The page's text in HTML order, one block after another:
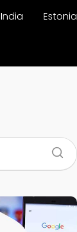
India Estonia